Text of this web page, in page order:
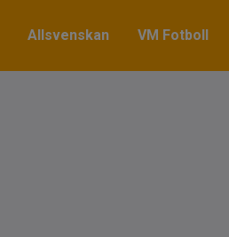
Allsvenskan VM Fotboll